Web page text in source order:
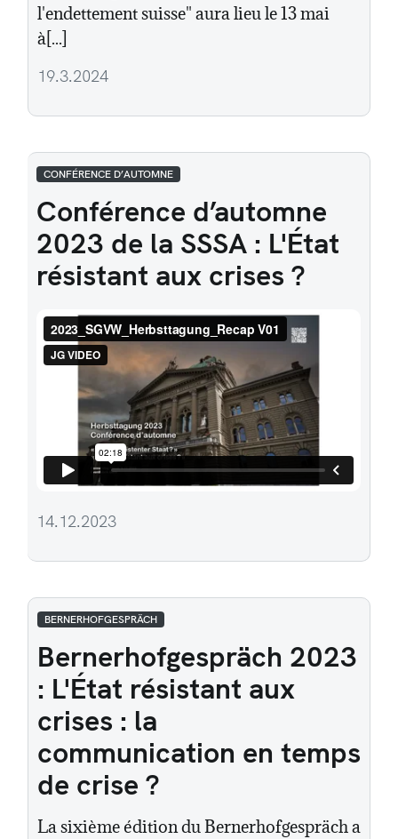
l'endettement suisse" aura lieu le 13 mai
à[...]
19.3.2024
CONFÉRENCE D’AUTOMNE
Conférence d’automne
2023 de la SSSA : L'État
résistant aux crises ?
14.12.2023
BERNERHOFGESPRÄCH
Bernerhofgespräch 2023
: L'État résistant aux
crises : la
communication en temps
de crise ?
La sixième édition du Bernerhofgespräch a